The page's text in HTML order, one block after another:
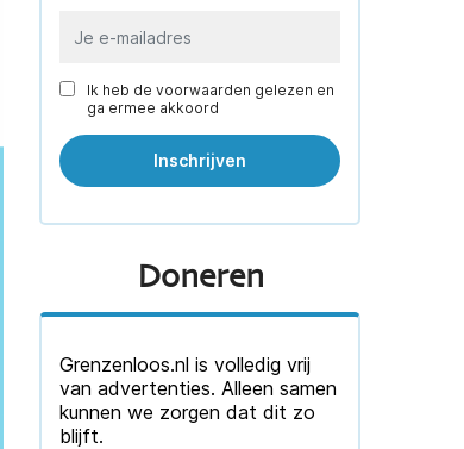
Ik heb de voorwaarden gelezen en
ga ermee akkoord
Doneren
Grenzenloos.nl is volledig vrij
van advertenties. Alleen samen
kunnen we zorgen dat dit zo
blijft.